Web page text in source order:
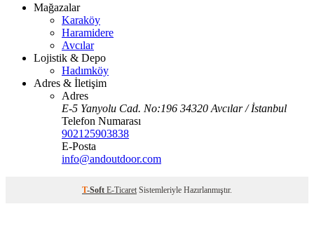
Mağazalar
Karaköy
Haramidere
Avcılar
Lojistik & Depo
Hadımköy
Adres & İletişim
Adres
E-5 Yanyolu Cad. No:196 34320 Avcılar / İstanbul
Telefon Numarası
902125903838
E-Posta
info@andoutdoor.com
T-Soft E-Ticaret Sistemleriyle Hazırlanmıştır.